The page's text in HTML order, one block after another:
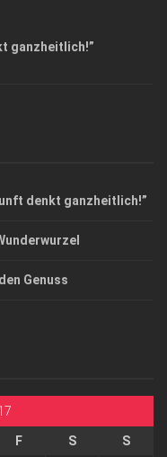
ganzheitlich!”
denkt ganzheitlich!”
Genuss
F S S